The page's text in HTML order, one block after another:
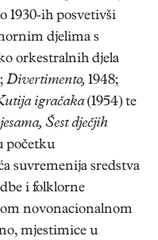
1930-ih posvetivši
djelima s
orkestralnih djela
Divertimento, 1948;
igračaka(1954) te
Šest dječjih
početku
suvremenija sredstva
i folklorne
novonacionalnom
mjestimice u